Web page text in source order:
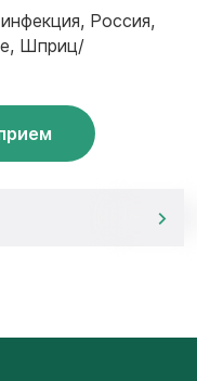
Россия,
Шприц/